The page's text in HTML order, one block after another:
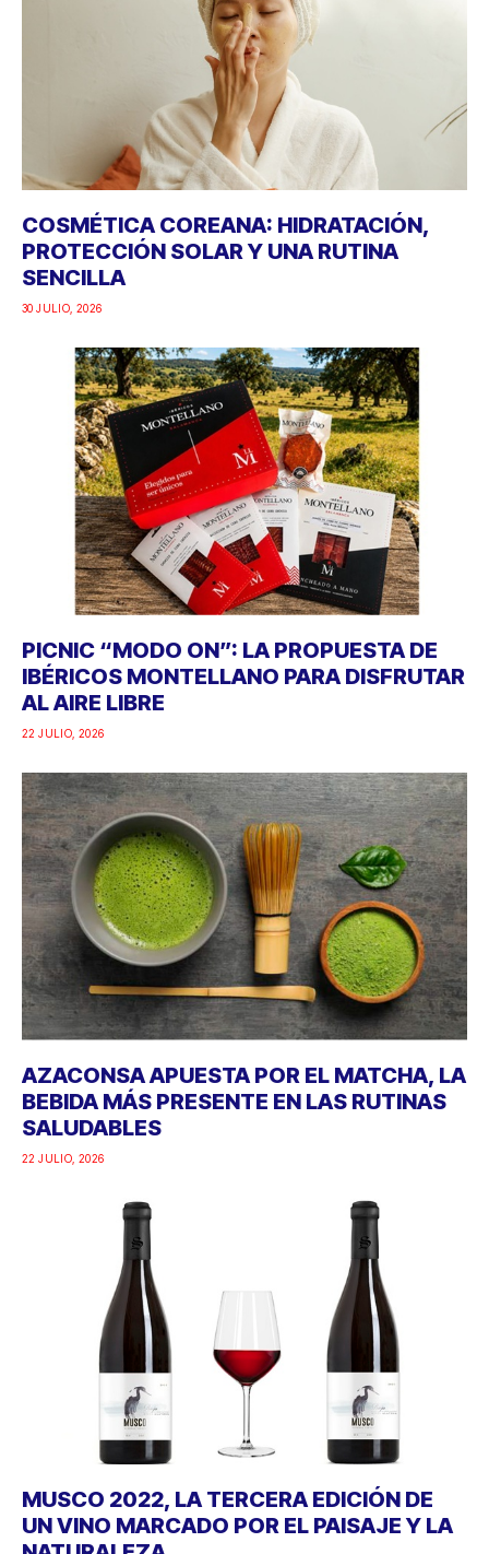
COSMÉTICA COREANA: HIDRATACIÓN,
PROTECCIÓN SOLAR Y UNA RUTINA
SENCILLA
30 JULIO, 2026
PICNIC “MODO ON”: LA PROPUESTA DE
IBÉRICOS MONTELLANO PARA DISFRUTAR
AL AIRE LIBRE
22 JULIO, 2026
AZACONSA APUESTA POR EL MATCHA, LA
BEBIDA MÁS PRESENTE EN LAS RUTINAS
SALUDABLES
22 JULIO, 2026
MUSCO 2022, LA TERCERA EDICIÓN DE
UN VINO MARCADO POR EL PAISAJE Y LA